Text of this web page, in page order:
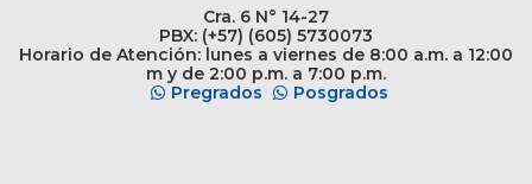
Cra. 6 N° 14-27
PBX: (+57) (605) 5730073
Horario de Atención: lunes a viernes de 8:00 a.m. a 12:00
m y de 2:00 p.m. a 7:00 p.m.
Pregrados
Posgrados